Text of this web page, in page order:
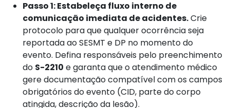
Passo 1: Estabeleça fluxo interno de
comunicação imediata de acidentes.Crie
protocolo para que qualquer ocorrência seja
reportada ao SESMT e DP no momento do
evento. Defina responsáveis pelo preenchimento
do S-2210 e garanta que o atendimento médico
gere documentação compatível com os campos
obrigatórios do evento (CID, parte do corpo
atingida, descrição da lesão).